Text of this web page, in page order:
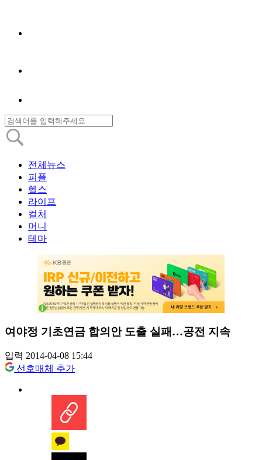
전체뉴스
피플
헬스
라이프
컬처
머니
테마
여야정 기초연금 합의안 도출 실패…공전 지속
입력 2014-04-08 15:44
선호매체 추가